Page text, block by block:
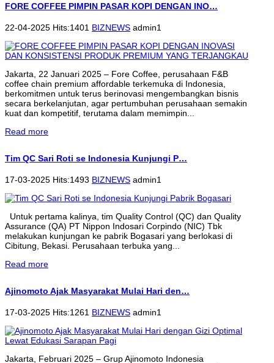
FORE COFFEE PIMPIN PASAR KOPI DENGAN INO…
22-04-2025 Hits:1401 BIZNEWS admin1
Jakarta, 22 Januari 2025 – Fore Coffee, perusahaan F&B
coffee chain premium affordable terkemuka di Indonesia,
berkomitmen untuk terus berinovasi mengembangkan bisnis
secara berkelanjutan, agar pertumbuhan perusahaan semakin
kuat dan kompetitif, terutama dalam memimpin...
Read more
Tim QC Sari Roti se Indonesia Kunjungi P…
17-03-2025 Hits:1493 BIZNEWS admin1
Untuk pertama kalinya, tim Quality Control (QC) dan Quality
Assurance (QA) PT Nippon Indosari Corpindo (NIC) Tbk
melakukan kunjungan ke pabrik Bogasari yang berlokasi di
Cibitung, Bekasi. Perusahaan terbuka yang...
Read more
Ajinomoto Ajak Masyarakat Mulai Hari den…
17-03-2025 Hits:1261 BIZNEWS admin1
Jakarta, Februari 2025 – Grup Ajinomoto Indonesia